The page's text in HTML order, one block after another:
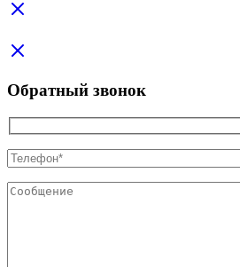
Обратный звонок